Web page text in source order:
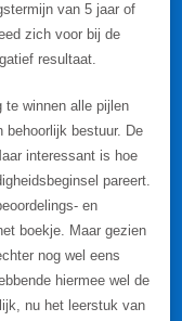
van 5 jaar of
zich voor bij de
resultaat.
te winnen alle pijlen
behoorlijk bestuur. De
interessant is hoe
pareert.
en
boekje. Maar gezien
nog wel eens
hiermee wel de
nu het leerstuk van